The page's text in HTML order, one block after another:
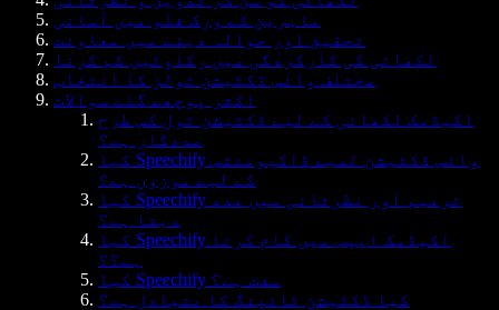
ماہرین کے ورک فلو میں آسانی
تحقیق اور حوالہ دینے میں معاونت
لکھائی کی کارکردگی میں رکاوٹیں کم کرنا
مختلف وائس ڈکٹیشن ٹولز کا انتخاب
اکثر پوچھے گئے سوالات
اکیڈمک لکھائی کے لیے ڈکٹیشن ٹول کس طرح
مددگار ہے؟
کیا Speechify وائس ڈکٹیشن لمبے ڈاکیومنٹس
کے لیے موزوں ہے؟
کیا Speechify ترمیم اور نظرثانی میں مدد
دیتا ہے؟
کیا Speechify اکیڈمک ایپس میں کام کرتا
ہے؟؟
کیا Speechify مفت ہے؟
کیا ڈکٹیشن ٹائپنگ کا متبادل ہے؟